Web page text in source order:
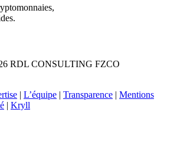
RDL CONSULTING FZCO
| L’équipe | Transparence | Mentions
| Kryll